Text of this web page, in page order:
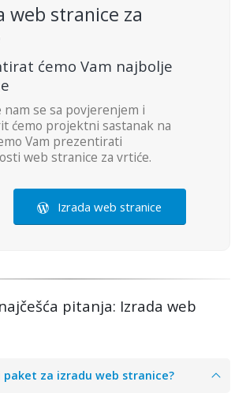
web stranice za
ćemo Vam najbolje
se sa povjerenjem i
ćemo projektni sastanak na
Vam prezentirati
web stranice za vrtiće.
Izrada web stranice
pitanja: Izrada web
paket za izradu web stranice?